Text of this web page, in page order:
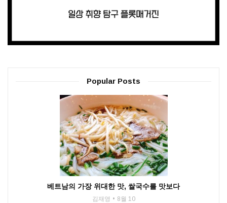
Popular Posts
베트남의 가장 위대한 맛, 쌀국수를 맛보다
김재영 8월 10